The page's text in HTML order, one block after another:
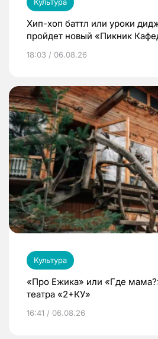
Культура
Хип-хоп баттл или уроки
пройдет новый «Пикник
18:03 / 06.08.26
Культура
«Про Ежика» или «Где
театра «2+КУ»
16:41 / 06.08.26